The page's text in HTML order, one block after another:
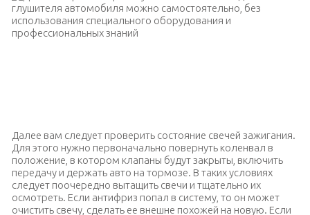
Далее вам следует проверить состояние свечей зажигания.
Для этого нужно первоначально повернуть коленвал в
положение, в котором клапаны будут закрыты, включить
передачу и держать авто на тормозе. В таких условиях
следует поочередно вытащить свечи и тщательно их
осмотреть. Если антифриз попал в систему, то он может
очистить свечу, сделать ее внешне похожей на новую. Если